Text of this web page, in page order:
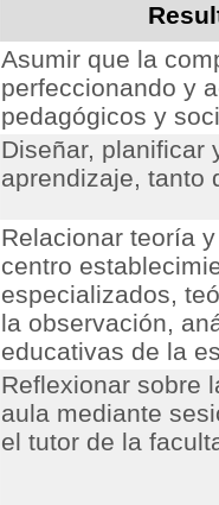
Asumir que la
perfeccionando y
pedagógicos y
Diseñar, planificar
aprendizaje, tanto
Relacionar teoría
centro
especializados,
la observación,
educativas de la
Reflexionar sobre
aula mediante
el tutor de la